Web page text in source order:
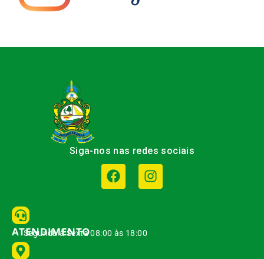
Siga-nos nas redes sociais
ATENDIMENTO
Segunda à Sexta 08:00 às 18:00